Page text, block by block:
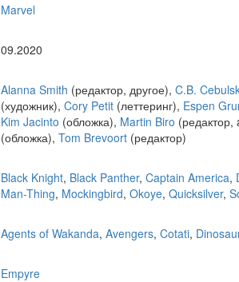
Marvel
09.2020
Alanna Smith (редактор, другое), C.B.
(художник), Cory Petit (леттеринг), Espen
Kim Jacinto (обложка), Martin Biro
(обложка), Tom Brevoort (редактор)
Black Knight, Black Panther, Captain America,
Man-Thing, Mockingbird, Okoye, Quicksilver,
Agents of Wakanda, Avengers, Cotati,
Empyre